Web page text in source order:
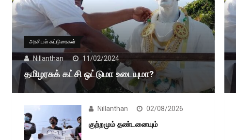
அரசியல் கட்டுரைகள்
Nillanthan 11/02/2024
தமிழரசுக் கட்சி ஒட்டுமா உடையுமா?
Nillanthan 02/08/2026
குற்றமும் தண்டனையும்